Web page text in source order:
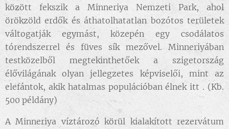
között fekszik a Minneriya Nemzeti Park, ahol
örökzöld erdők és áthatolhatatlan bozótos területek
váltogatják egymást, közepén egy csodálatos
tórendszerrel és füves sík mezővel. Minneriyában
testközelből megtekinthetőek a szigetország
élővilágának olyan jellegzetes képviselői, mint az
elefántok, akik hatalmas populációban élnek itt . (Kb.
500 példány)
A Minneriya víztározó körül kialakított rezervátum